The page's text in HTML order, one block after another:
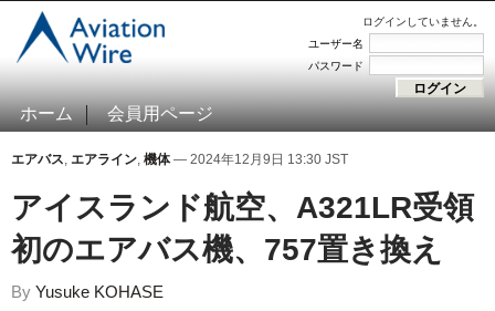
ログインしていません。
ユーザー名
パスワード
ホーム 会員用ページ
エアバス, エアライン, 機体— 2024年12月9日 13:30 JST
アイスランド航空、A321LR受
初のエアバス機、757置き換え
By Yusuke KOHASE